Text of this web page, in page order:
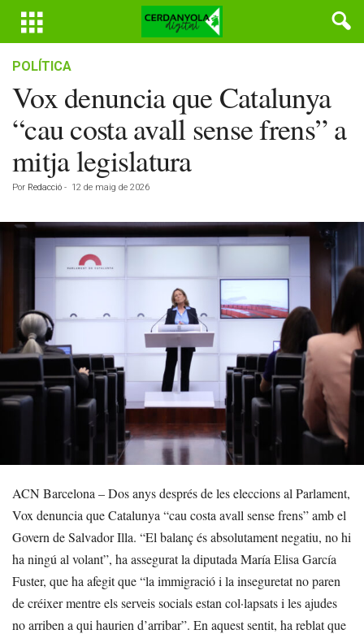
POLÍTICA
Vox denuncia que Catalunya
“cau costa avall sense frens” a
mitja legislatura
Por Redacció - 12 de maig de 2026
ACN Barcelona – Dos anys després de les eleccions al Parlament,
Vox denuncia que Catalunya “cau costa avall sense frens” amb el
Govern de Salvador Illa. “El balanç és absolutament negatiu, no hi
ha ningú al volant”, ha assegurat la diputada María Elisa García
Fuster, que ha afegit que “la immigració i la inseguretat no paren
de créixer mentre els serveis socials estan col·lapsats i les ajudes
no arriben a qui haurien d’arribar”. En aquest sentit, ha reblat que